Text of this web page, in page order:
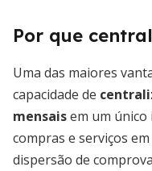
Por que
Uma das maiores
capacidade de
mensaisem um
compras e serviços
dispersão de